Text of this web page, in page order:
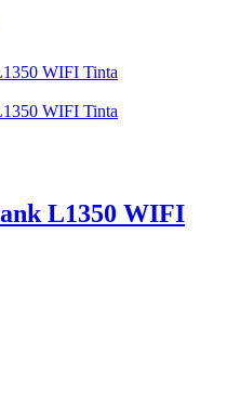
L1350 WIFI